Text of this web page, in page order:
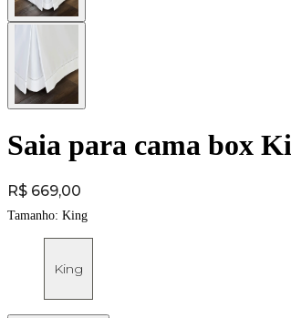
Saia para cama box
Price:
R$ 669,00
Tamanho: King
King